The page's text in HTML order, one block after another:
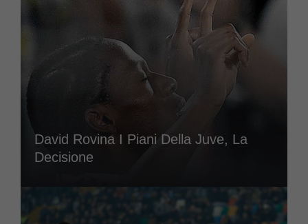
David Rovina I Piani Della Juve, La
Decisione